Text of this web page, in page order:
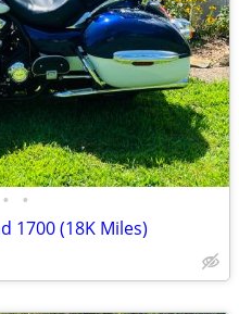
• •
1700 (18K Miles)